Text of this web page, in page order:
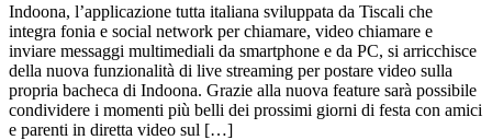
Indoona, l’applicazione tutta italiana sviluppata da Tiscali che
integra fonia e social network per chiamare, video chiamare e
inviare messaggi multimediali da smartphone e da PC, si arricchisce
della nuova funzionalità di live streaming per postare video sulla
propria bacheca di Indoona. Grazie alla nuova feature sarà possibile
condividere i momenti più belli dei prossimi giorni di festa con amici
e parenti in diretta video sul […]